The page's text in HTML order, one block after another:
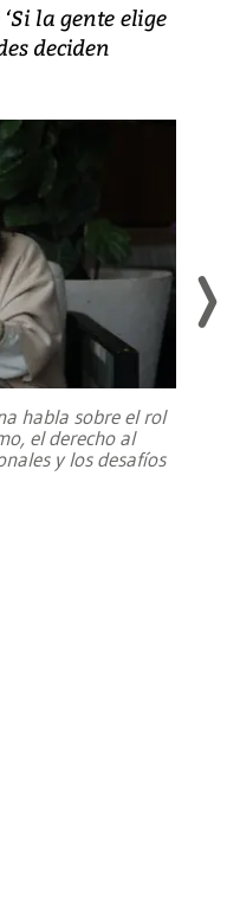
la gente elige
deciden
habla sobre el rol
el derecho al
y los desafíos